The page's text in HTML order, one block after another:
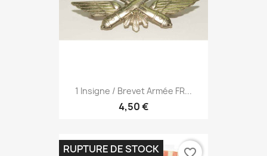
1 Insigne / Brevet Armée FR...
4,50 €
RUPTURE DE STOCK favorite_border